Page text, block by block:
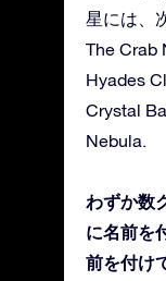
星には、
The Crab
Hyades
Crystal
Nebula.
わずか数
に名前を
前を付け